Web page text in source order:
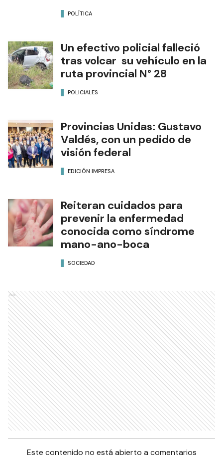
POLÍTICA
Un efectivo policial falleció
tras volcar su vehículo en la
ruta provincial N° 28
POLICIALES
Provincias Unidas: Gustavo
Valdés, con un pedido de
visión federal
EDICIÓN IMPRESA
Reiteran cuidados para
prevenir la enfermedad
conocida como síndrome
mano-ano-boca
SOCIEDAD
Ads
Este contenido no está abierto a comentarios